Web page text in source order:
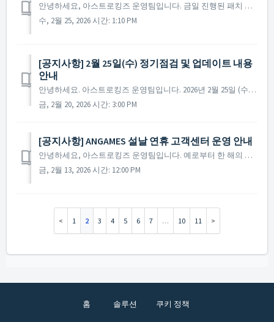
안녕하세요, 아스트로킹즈 운영팀입니다. 금일 진행된 패치 안내 드립니다. ▶ 2026년 2월 25일 패치 노트 - 일부 언어에서 패키지 이름이 잘못 표기되던 현상이 수정되었습니다. ※ 참고사항 - 해당 현상이 나타나는 사령관님께서는 재접속 후 게임을 ...
수, 2월 25, 2026 시간: 1:10 PM
[공지사항] 2월 25일(수) 정기점검 및 업데이트 내용
안내
안녕하세요. 아스트로킹즈 운영팀입니다. 2026년 2월 25일 (수)에 진행 예정인 정기 점검 및 업데이트에 대해 안내드립니다. ※ 점검 내용은 상황에 따라 변경될 수 있으며, 변경 시 본 공지로 안내드릴 예정입니다. ▶ 정기점검 및 업데이트 사전 안내 -...
금, 2월 20, 2026 시간: 3:00 PM
[공지사항] ANGAMES 설날 연휴 고객센터 운영 안내
안녕하세요, 아스트로킹즈 운영팀입니다. 예로부터 한 해의 복을 기원하며 정을 나누던 설날이 다가왔습니다. 사령관님 한 분, 한 분께 진심을 담아 건강과 행복을 기원하며, 소중한 분들과 함께 마음 넉넉해지는 연휴 보내시길 바랍니다. 설날 연휴 기간 동안의 고객센터 ...
금, 2월 13, 2026 시간: 12:00 PM
1 2 3 4 5 6 7 … 10 11
홈 솔루션 쿠키 정책